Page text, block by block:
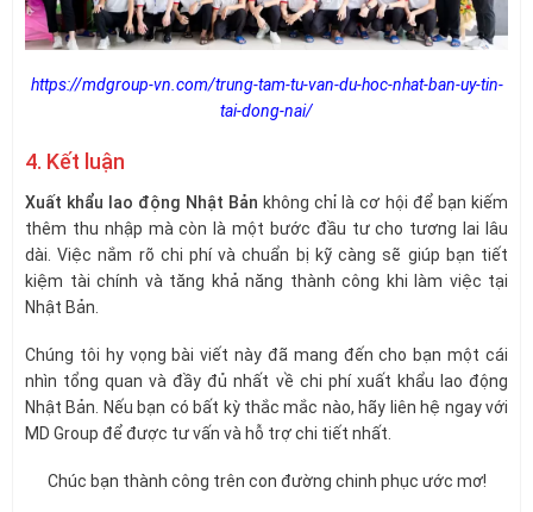
https://mdgroup-vn.com/trung-tam-tu-van-du-hoc-nhat-ban-uy-tin-
tai-dong-nai/
4. Kết luận
Xuất khẩu lao động Nhật Bản không chỉ là cơ hội để bạn kiếm
thêm thu nhập mà còn là một bước đầu tư cho tương lai lâu
dài. Việc nắm rõ chi phí và chuẩn bị kỹ càng sẽ giúp bạn tiết
kiệm tài chính và tăng khả năng thành công khi làm việc tại
Nhật Bản.
Chúng tôi hy vọng bài viết này đã mang đến cho bạn một cái
nhìn tổng quan và đầy đủ nhất về chi phí xuất khẩu lao động
Nhật Bản. Nếu bạn có bất kỳ thắc mắc nào, hãy liên hệ ngay với
MD Group để được tư vấn và hỗ trợ chi tiết nhất.
Chúc bạn thành công trên con đường chinh phục ước mơ!